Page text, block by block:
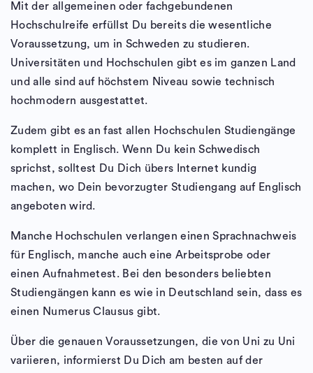
Mit der allgemeinen oder fachgebundenen
Hochschulreife erfüllst Du bereits die wesentliche
Voraussetzung, um in Schweden zu studieren.
Universitäten und Hochschulen gibt es im ganzen Land
und alle sind auf höchstem Niveau sowie technisch
hochmodern ausgestattet.
Zudem gibt es an fast allen Hochschulen Studiengänge
komplett in Englisch. Wenn Du kein Schwedisch
sprichst, solltest Du Dich übers Internet kundig
machen, wo Dein bevorzugter Studiengang auf Englisch
angeboten wird.
Manche Hochschulen verlangen einen Sprachnachweis
für Englisch, manche auch eine Arbeitsprobe oder
einen Aufnahmetest. Bei den besonders beliebten
Studiengängen kann es wie in Deutschland sein, dass es
einen Numerus Clausus gibt.
Über die genauen Voraussetzungen, die von Uni zu Uni
variieren, informierst Du Dich am besten auf der